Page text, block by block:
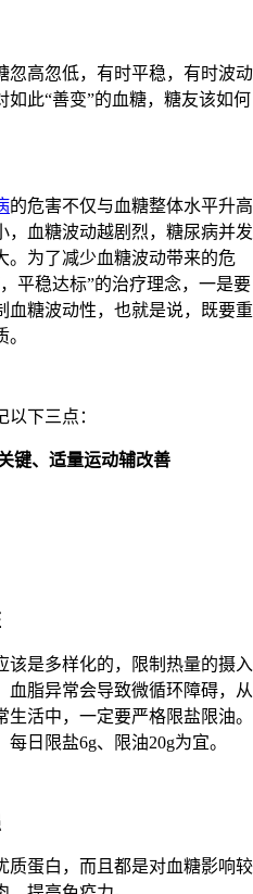
忽高忽低，有时平稳，有时波动
此“善变”的血糖，糖友该如何
的危害不仅与血糖整体水平升高
，血糖波动越剧烈，糖尿病并发
。为了减少血糖波动带来的危
平稳达标”的治疗理念，一是要
血糖波动性，也就是说，既要重
下三点：
键、适量运动辅改善
该是多样化的，限制热量的摄入
血脂异常会导致微循环障碍，从
活中，一定要严格限盐限油。
日限盐6g、限油20g为宜。
质蛋白，而且都是对血糖影响较